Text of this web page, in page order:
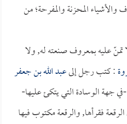
المحزنة والمفرحة؛ من
عليه بمعروف صنعته له, ولا
: كتب رجل إلىعبد الله بن جعفر
جهة الوسادة التي يتكئ عليها-
فقرأها, والرقعة مكتوب فيها